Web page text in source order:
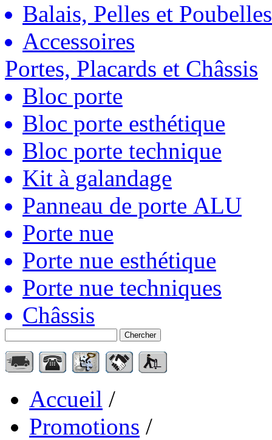
Balais, Pelles et Poubelles
Accessoires
Portes, Placards et Châssis
Bloc porte
Bloc porte esthétique
Bloc porte technique
Kit à galandage
Panneau de porte ALU
Porte nue
Porte nue esthétique
Porte nue techniques
Châssis
Chercher
Accueil /
Promotions /